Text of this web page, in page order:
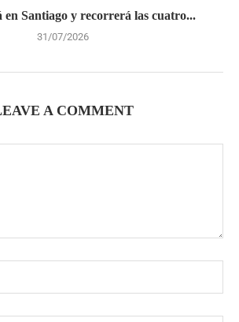
en Santiago y recorrerá las cuatro...
31/07/2026
A COMMENT